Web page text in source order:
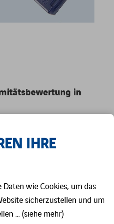
in
frühere erste Eichung.
nur der
im neuen
IHRE
wie Cookies, um das
sicherzustellen und um
… (siehe mehr)